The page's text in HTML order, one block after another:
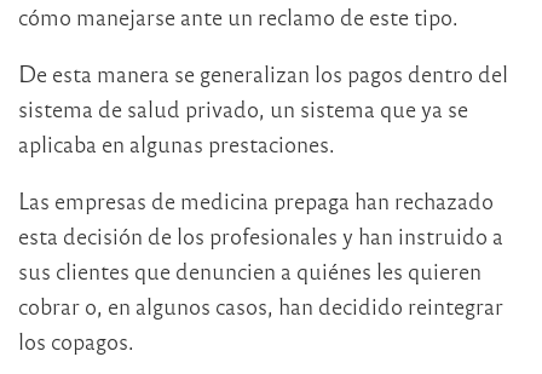
cómo manejarse ante un reclamo de este tipo.
De esta manera se generalizan los pagos dentro del
sistema de salud privado, un sistema que ya se
aplicaba en algunas prestaciones.
Las empresas de medicina prepaga han rechazado
esta decisión de los profesionales y han instruido a
sus clientes que denuncien a quiénes les quieren
cobrar o, en algunos casos, han decidido reintegrar
los copagos.